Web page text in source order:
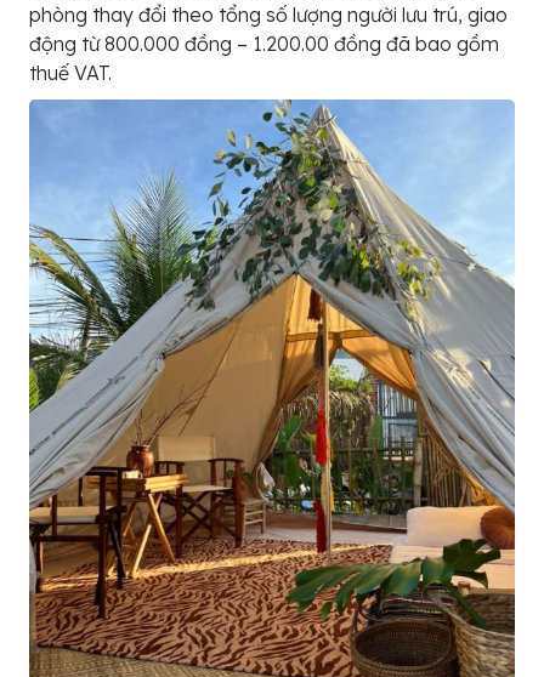
phòng thay đổi theo tổng số lượng người lưu trú, giao
động từ 800.000 đồng – 1.200.00 đồng đã bao gồm
thuế VAT.